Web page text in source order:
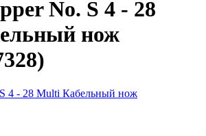
No. S 4 - 28
нож